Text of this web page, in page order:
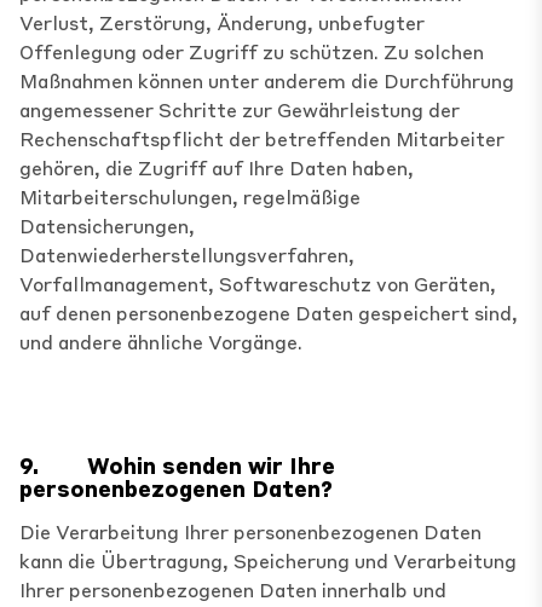
Verlust, Zerstörung, Änderung, unbefugter
Offenlegung oder Zugriff zu schützen. Zu solchen
Maßnahmen können unter anderem die Durchführung
angemessener Schritte zur Gewährleistung der
Rechenschaftspflicht der betreffenden Mitarbeiter
gehören, die Zugriff auf Ihre Daten haben,
Mitarbeiterschulungen, regelmäßige
Datensicherungen,
Datenwiederherstellungsverfahren,
Vorfallmanagement, Softwareschutz von Geräten,
auf denen personenbezogene Daten gespeichert sind,
und andere ähnliche Vorgänge.
9. Wohin senden wir Ihre
personenbezogenen Daten?
Die Verarbeitung Ihrer personenbezogenen Daten
kann die Übertragung, Speicherung und Verarbeitung
Ihrer personenbezogenen Daten innerhalb und